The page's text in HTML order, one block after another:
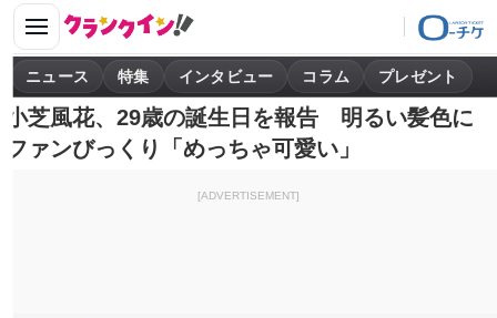
ニュース 特集 インタビュー コラム プレゼント
小芝風花、29歳の誕生日を報告 明るい髪色に
ファンびっくり「めっちゃ可愛い」
[ADVERTISEMENT]